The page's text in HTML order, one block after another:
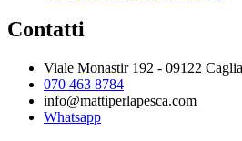
Contatti
Viale Monastir 192 - 09122
070 463 8784
info@mattiperlapesca.com
Whatsapp